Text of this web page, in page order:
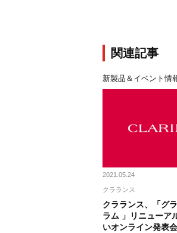
関連記事
新製品＆イベント情
2021.05.24
クラランス
クラランス、「グ
ラム 」リニューア
いオンライン発表